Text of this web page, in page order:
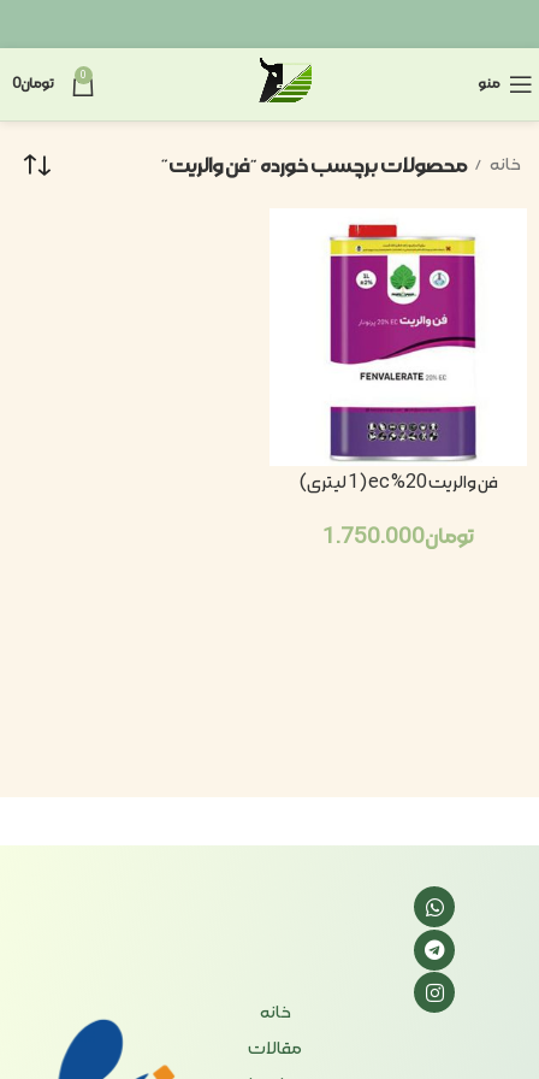
منو 0 تومان0
خانه محصولات برچسب خورده “فن والریت”
فن والریت 20% ec (1 لیتری)
تومان1.750.000
خانه
مقالات